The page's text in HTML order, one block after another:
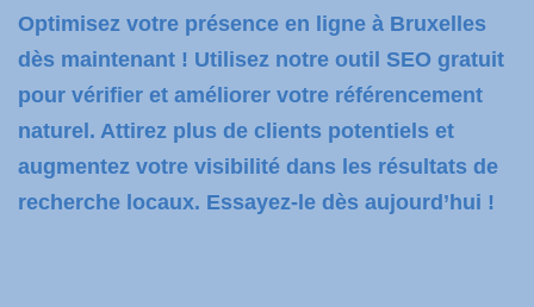
Optimisez votre présence en ligne à Bruxelles
dès maintenant ! Utilisez notre outil SEO gratuit
pour vérifier et améliorer votre référencement
naturel. Attirez plus de clients potentiels et
augmentez votre visibilité dans les résultats de
recherche locaux. Essayez-le dès aujourd’hui !